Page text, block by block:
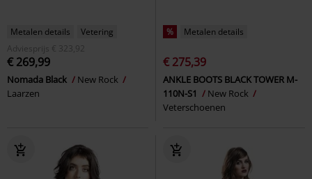
Metalen details
Vetering
Adviesprijs
€ 323,92
€ 269,99
Nomada Black
New Rock
Laarzen
% Metalen details
€ 275,39
ANKLE BOOTS BLACK TOWER M-
110N-S1
New Rock
Veterschoenen